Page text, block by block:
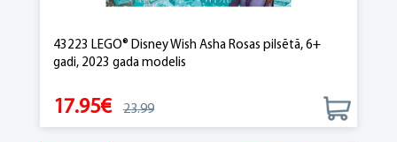
43223 LEGO® Disney Wish Asha Rosas pilsētā, 6+
gadi, 2023 gada modelis
17.95€ 23.99